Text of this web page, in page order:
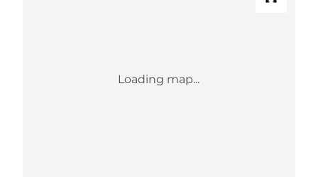
Loading map...